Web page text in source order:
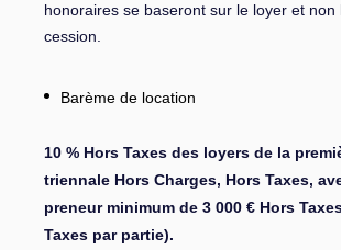
honoraires se baseront sur le loyer et non
cession.
Barème de location
10 % Hors Taxes des loyers de la
triennale Hors Charges, Hors Taxes,
preneur minimum de 3 000 € Hors
Taxes par partie).